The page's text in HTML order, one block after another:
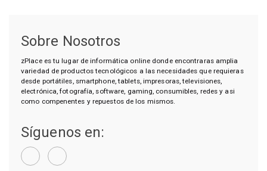
Sobre Nosotros
zPlace es tu lugar de informática online donde encontraras amplia
variedad de productos tecnológicos a las necesidades que requieras
desde portátiles, smartphone, tablets, impresoras, televisiones,
electrónica, fotografía, software, gaming, consumibles, redes y asi
como compenentes y repuestos de los mismos.
Síguenos en: